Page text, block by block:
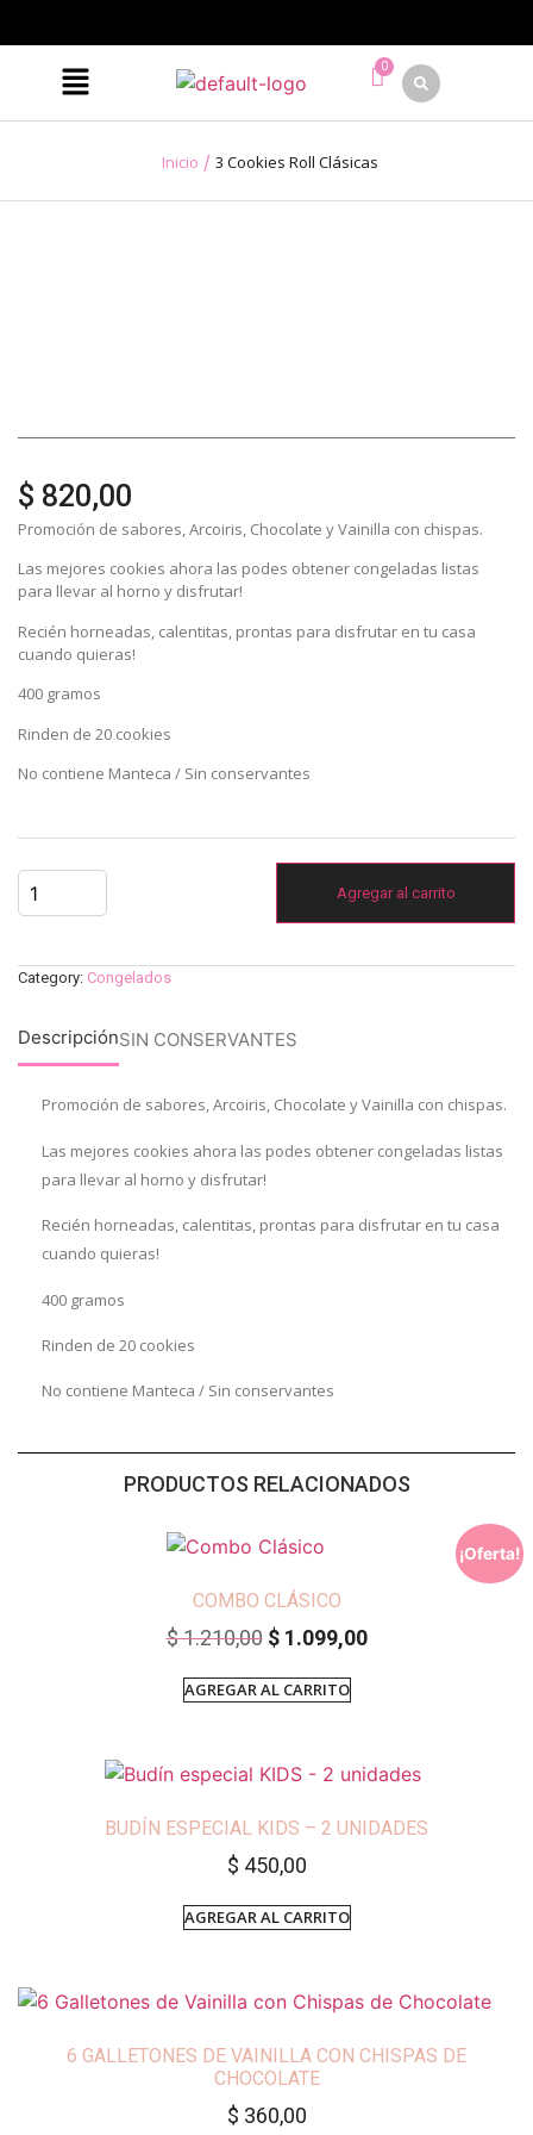
Inicio / 3 Cookies Roll Clásicas
$ 820,00
Promoción de sabores, Arcoiris, Chocolate y Vainilla con chispas.
Las mejores cookies ahora las podes obtener congeladas listas
para llevar al horno y disfrutar!
Recién horneadas, calentitas, prontas para disfrutar en tu casa
cuando quieras!
400 gramos
Rinden de 20 cookies
No contiene Manteca / Sin conservantes
Agregar al carrito
Category: Congelados
DescripciónSIN CONSERVANTES
Promoción de sabores, Arcoiris, Chocolate y Vainilla con chispas.
Las mejores cookies ahora las podes obtener congeladas listas
para llevar al horno y disfrutar!
Recién horneadas, calentitas, prontas para disfrutar en tu casa
cuando quieras!
400 gramos
Rinden de 20 cookies
No contiene Manteca / Sin conservantes
PRODUCTOS RELACIONADOS
¡Oferta!
COMBO CLÁSICO
$1.210,00 $1.099,00
AGREGAR AL CARRITO
BUDÍN ESPECIAL KIDS – 2 UNIDADES
$ 450,00
AGREGAR AL CARRITO
6 GALLETONES DE VAINILLA CON CHISPAS DE
CHOCOLATE
$ 360,00